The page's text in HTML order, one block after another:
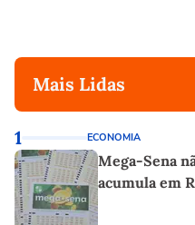
Mais Lidas
1 ECONOMIA
Mega-Sena
acumula em